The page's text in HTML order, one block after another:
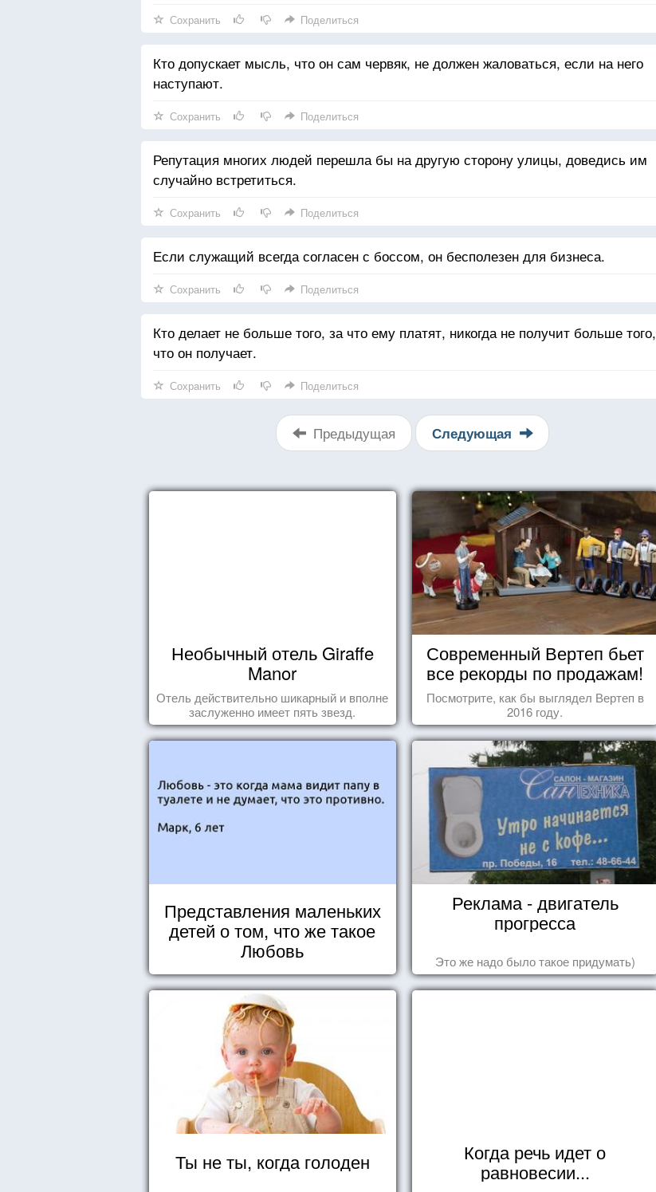
Сохранить Поделиться
Кто допускает мысль, что он сам червяк, не должен жаловаться, если на него
наступают.
Сохранить Поделиться
Репутация многих людей перешла бы на другую сторону улицы, доведись им
случайно встретиться.
Сохранить Поделиться
Если служащий всегда согласен с боссом, он бесполезен для бизнеса.
Сохранить Поделиться
Кто делает не больше того, за что ему платят, никогда не получит больше того,
что он получает.
Сохранить Поделиться
Предыдущая Следующая
Необычный отель Giraffe
Manor
Отель действительно шикарный и вполне
заслуженно имеет пять звезд.
Современный Вертеп бьет
все рекорды по продажам!
Посмотрите, как бы выглядел Вертеп в
2016 году.
Представления маленьких
детей о том, что же такое
Любовь
Реклама - двигатель
прогресса
Это же надо было такое придумать)
Ты не ты, когда голоден
Когда речь идет о
равновесии...